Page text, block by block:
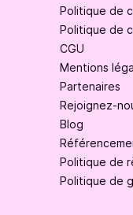
Politique de
Politique de
CGU
Mentions
Partenaires
Rejoignez-
Blog
Politique de
Politique de